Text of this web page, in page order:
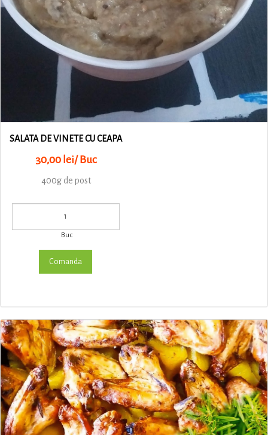
SALATA DE VINETE CU CEAPA
30,00 lei/ Buc
400g de post
Buc